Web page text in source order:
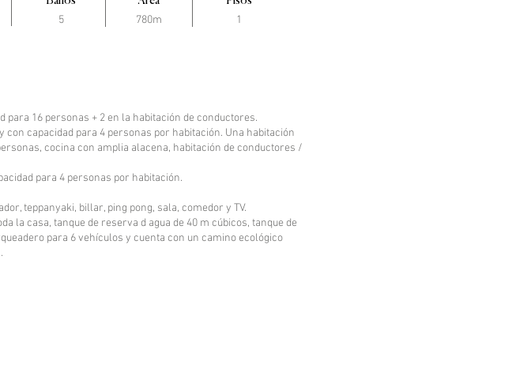
5 780m 1
para 16 personas + 2 en la habitación de conductores.
con capacidad para 4 personas por habitación. Una habitación
cocina con amplia alacena, habitación de conductores /
para 4 personas por habitación.
teppanyaki, billar, ping pong, sala, comedor y TV.
la casa, tanque de reserva d agua de 40 m cúbicos, tanque de
para 6 vehículos y cuenta con un camino ecológico